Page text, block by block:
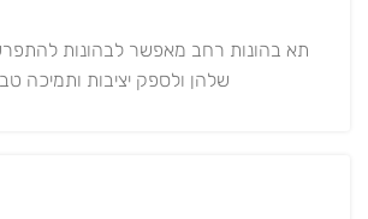
תא בהונות רחב מאפשר לבהונות
שלהן ולספק יציבות ותמיכה